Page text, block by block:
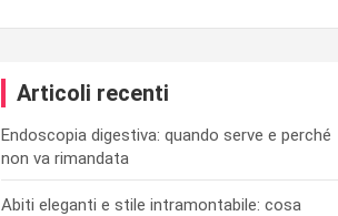
Articoli recenti
Endoscopia digestiva: quando serve e perché
non va rimandata
Abiti eleganti e stile intramontabile: cosa